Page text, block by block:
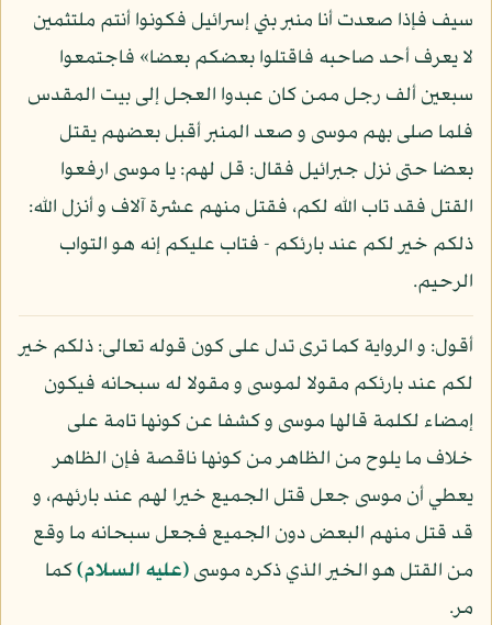
سيف فإذا صعدت أنا منبر بني إسرائيل فكونوا أنتم ملتثمين
لا يعرف أحد صاحبه فاقتلوا بعضكم بعضا» فاجتمعوا
سبعين ألف رجل ممن كان عبدوا العجل إلى بيت المقدس
فلما صلى بهم موسى و صعد المنبر أقبل بعضهم يقتل
بعضا حتى نزل جبرائيل فقال: قل لهم: يا موسى ارفعوا
القتل فقد تاب الله لكم، فقتل منهم عشرة آلاف و أنزل الله:
ذلكم خير لكم عند بارئكم - فتاب عليكم إنه هو التواب
الرحيم.
أقول: و الرواية كما ترى تدل على كون قوله تعالى: ذلكم خير
لكم عند بارئكم مقولا لموسى و مقولا له سبحانه فيكون
إمضاء لكلمة قالها موسى و كشفا عن كونها تامة على
خلاف ما يلوح من الظاهر من كونها ناقصة فإن الظاهر
يعطي أن موسى جعل قتل الجميع خيرا لهم عند بارئهم، و
قد قتل منهم البعض دون الجميع فجعل سبحانه ما وقع
من القتل هو الخير الذي ذكره موسى(عليه السلام)كما
مر.